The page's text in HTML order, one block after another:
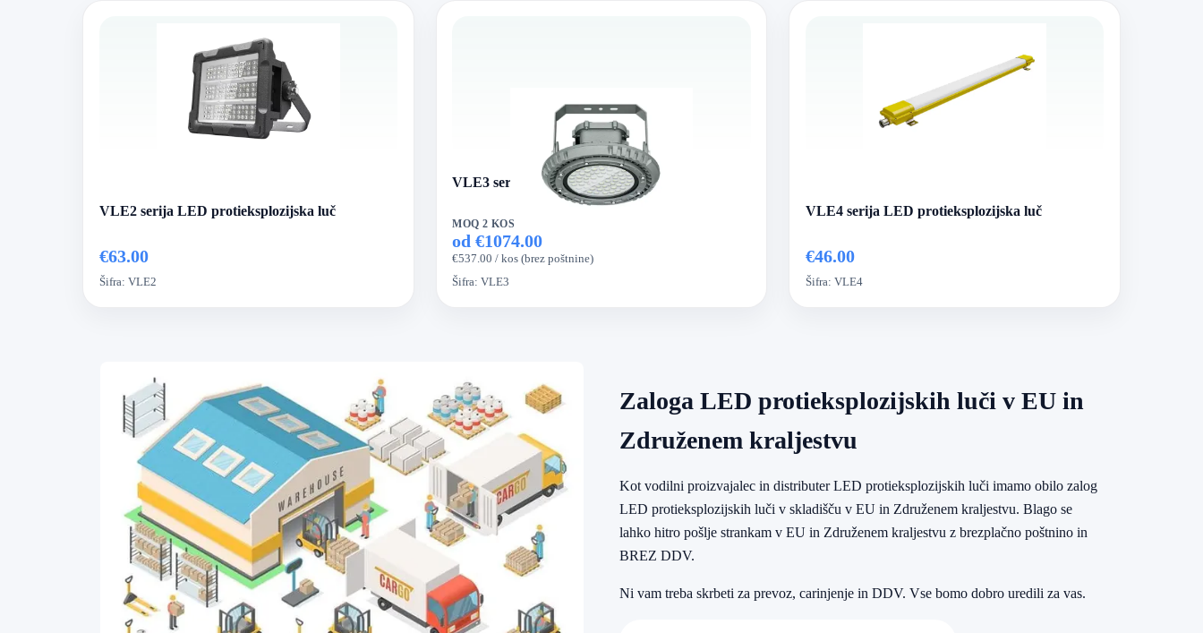
VLE2 serija LED protieksplozijska luč
€63.00
Šifra: VLE2
VLE3 serija LED protieksplozijska luč
MOQ 2 KOS
od €1074.00
€537.00 / kos (brez poštnine)
Šifra:VLE3
VLE4 serija LED protieksplozijska luč
€46.00
Šifra: VLE4
Zaloga LED protieksplozijskih luči v EU in
Združenem kraljestvu
Kot vodilni proizvajalec in distributer LED protieksplozijskih luči imamo obilo zalog
LED protieksplozijskih luči v skladišču v EU in Združenem kraljestvu. Blago se
lahko hitro pošlje strankam v EU in Združenem kraljestvu z brezplačno poštnino in
BREZ DDV.
Ni vam treba skrbeti za prevoz, carinjenje in DDV. Vse bomo dobro uredili za vas.